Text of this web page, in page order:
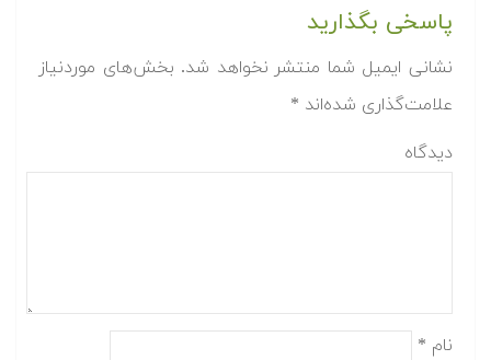
پاسخی بگذارید
نشانی ایمیل شما منتشر نخواهد شد. بخش‌های موردنیاز
علامت‌گذاری شده‌اند *
دیدگاه
نام *